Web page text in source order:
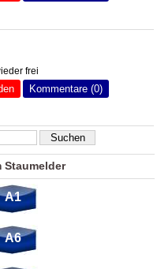
frei
Kommentare (0)
Staumelder
A1
A6